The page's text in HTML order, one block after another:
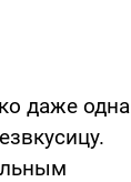
даже одна